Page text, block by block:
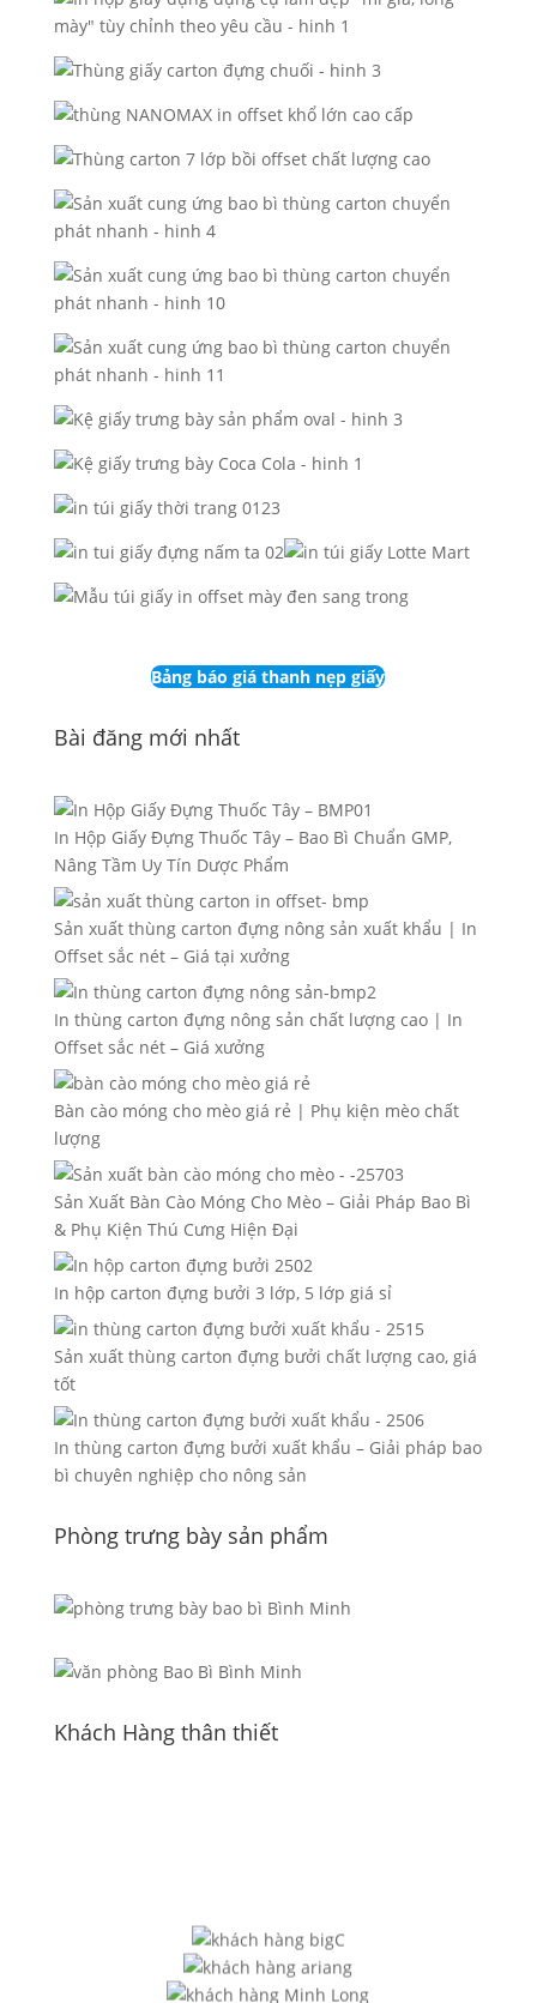
Bảng báo giá thanh nẹp giấy
Bài đăng mới nhất
In Hộp Giấy Đựng Thuốc Tây – Bao Bì Chuẩn GMP,
Nâng Tầm Uy Tín Dược Phẩm
Sản xuất thùng carton đựng nông sản xuất khẩu | In
Offset sắc nét – Giá tại xưởng
In thùng carton đựng nông sản chất lượng cao | In
Offset sắc nét – Giá xưởng
Bàn cào móng cho mèo giá rẻ | Phụ kiện mèo chất
lượng
Sản Xuất Bàn Cào Móng Cho Mèo – Giải Pháp Bao Bì
& Phụ Kiện Thú Cưng Hiện Đại
In hộp carton đựng bưởi 3 lớp, 5 lớp giá sỉ
Sản xuất thùng carton đựng bưởi chất lượng cao, giá
tốt
In thùng carton đựng bưởi xuất khẩu – Giải pháp bao
bì chuyên nghiệp cho nông sản
Phòng trưng bày sản phẩm
Khách Hàng thân thiết